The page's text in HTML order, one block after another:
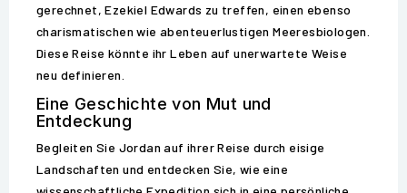
gerechnet, Ezekiel Edwards zu treffen, einen ebenso
charismatischen wie abenteuerlustigen Meeresbiologen.
Diese Reise könnte ihr Leben auf unerwartete Weise
neu definieren.
Eine Geschichte von Mut und
Entdeckung
Begleiten Sie Jordan auf ihrer Reise durch eisige
Landschaften und entdecken Sie, wie eine